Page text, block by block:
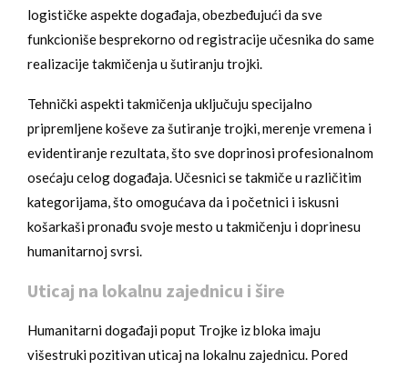
logističke aspekte događaja, obezbeđujući da sve
funkcioniše besprekorno od registracije učesnika do same
realizacije takmičenja u šutiranju trojki.
Tehnički aspekti takmičenja uključuju specijalno
pripremljene koševe za šutiranje trojki, merenje vremena i
evidentiranje rezultata, što sve doprinosi profesionalnom
osećaju celog događaja. Učesnici se takmiče u različitim
kategorijama, što omogućava da i početnici i iskusni
košarkaši pronađu svoje mesto u takmičenju i doprinesu
humanitarnoj svrsi.
Uticaj na lokalnu zajednicu i šire
Humanitarni događaji poput Trojke iz bloka imaju
višestruki pozitivan uticaj na lokalnu zajednicu. Pored